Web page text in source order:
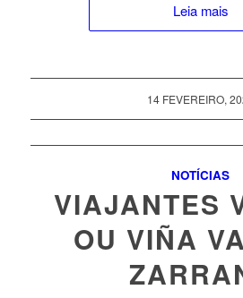
Leia mais
14 FEVEREIRO,
NOTÍCIAS
VIAJANTES
OU VIÑA